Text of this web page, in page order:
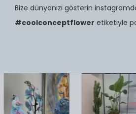
Bize dünyanızı gösterin
#coolconceptflower etiketiyle